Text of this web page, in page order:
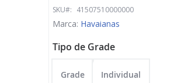
SKU 41507510000000
Marca: Havaianas
Tipo de Grade
Grade Individual